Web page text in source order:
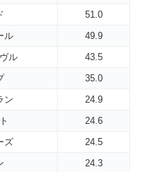
51.0
ル
49.9
ル
43.5
35.0
ン
24.9
24.6
ズ
24.5
24.3